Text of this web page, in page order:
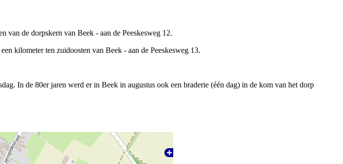
van de dorpskern van Beek - aan de Peeskesweg 12.
kilometer ten zuidoosten van Beek - aan de Peeskesweg 13.
In de 80er jaren werd er in Beek in augustus ook een braderie (één dag) in de kom van het dorp